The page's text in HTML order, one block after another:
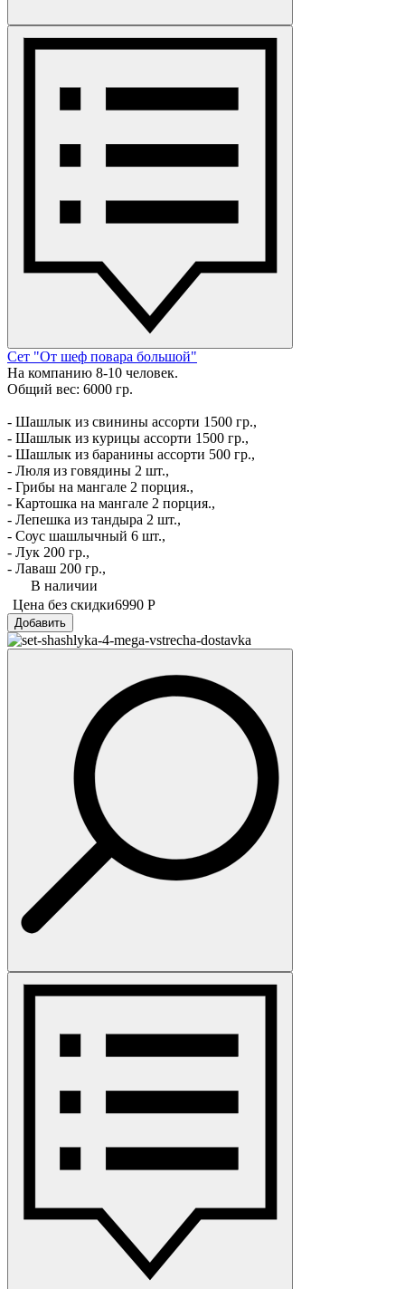
Сет "От шеф повара большой"
На компанию 8-10 человек.
Общий вес: 6000 гр.
- Шашлык из свинины ассорти 1500 гр.,
- Шашлык из курицы ассорти 1500 гр.,
- Шашлык из баранины ассорти 500 гр.,
- Люля из говядины 2 шт.,
- Грибы на мангале 2 порция.,
- Картошка на мангале 2 порция.,
- Лепешка из тандыра 2 шт.,
- Соус шашлычный 6 шт.,
- Лук 200 гр.,
- Лаваш 200 гр.,
В наличии
Цена без скидки6990 Р
Добавить